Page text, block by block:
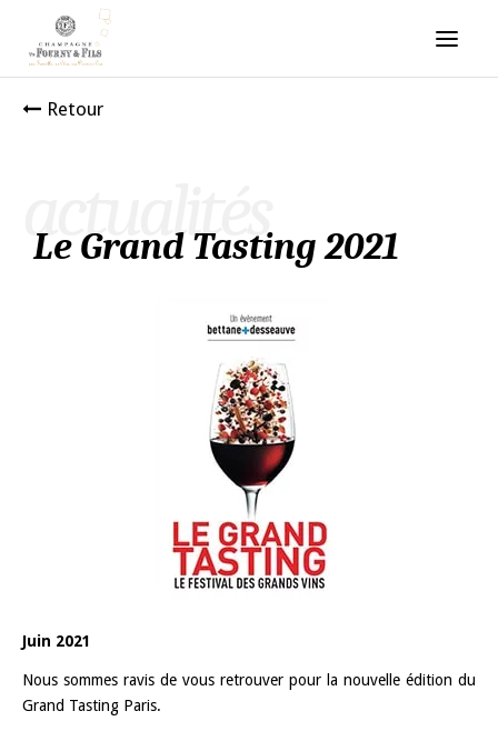
Retour
actualités
Le Grand Tasting 2021
Juin 2021
Nous sommes ravis de vous retrouver pour la nouvelle édition du
Grand Tasting Paris.